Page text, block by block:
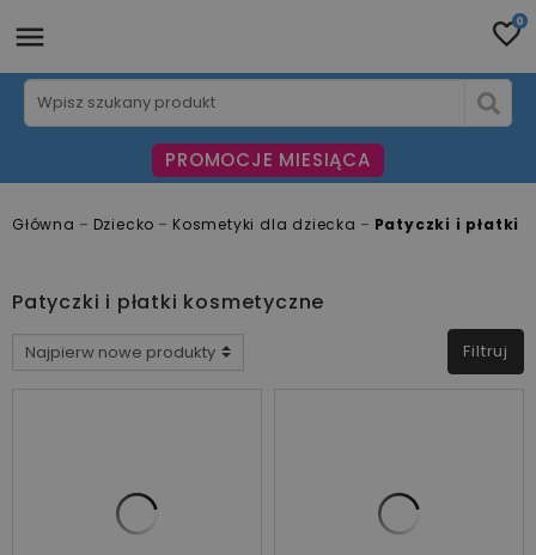
0
PROMOCJE MIESIĄCA
Główna Dziecko Kosmetyki dla dziecka Patyczki i płatki
PRODUCENCI
Patyczki i płatki kosmetyczne
Filtruj